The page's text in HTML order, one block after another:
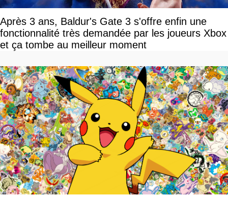
Après 3 ans, Baldur's Gate 3 s'offre enfin une
fonctionnalité très demandée par les joueurs Xbox
et ça tombe au meilleur moment